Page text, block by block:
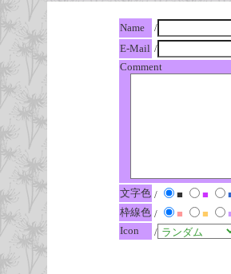
Name
/
E-Mail /
Comment
文字色 / ■ ■
枠線色 / ■ ■
Icon
/